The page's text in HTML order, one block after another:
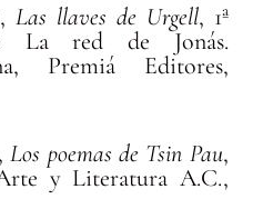
Las llaves de Urgell, 1ª
La red de Jonás.
Premiá Editores,
Los poemas de Tsin Pau,
y Literatura A.C.,